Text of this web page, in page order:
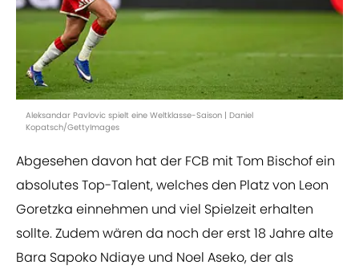
Aleksandar Pavlovic spielt eine Weltklasse-Saison | Daniel
Kopatsch/GettyImages
Abgesehen davon hat der FCB mit Tom Bischof ein
absolutes Top-Talent, welches den Platz von Leon
Goretzka einnehmen und viel Spielzeit erhalten
sollte. Zudem wären da noch der erst 18 Jahre alte
Bara Sapoko Ndiaye und Noel Aseko, der als